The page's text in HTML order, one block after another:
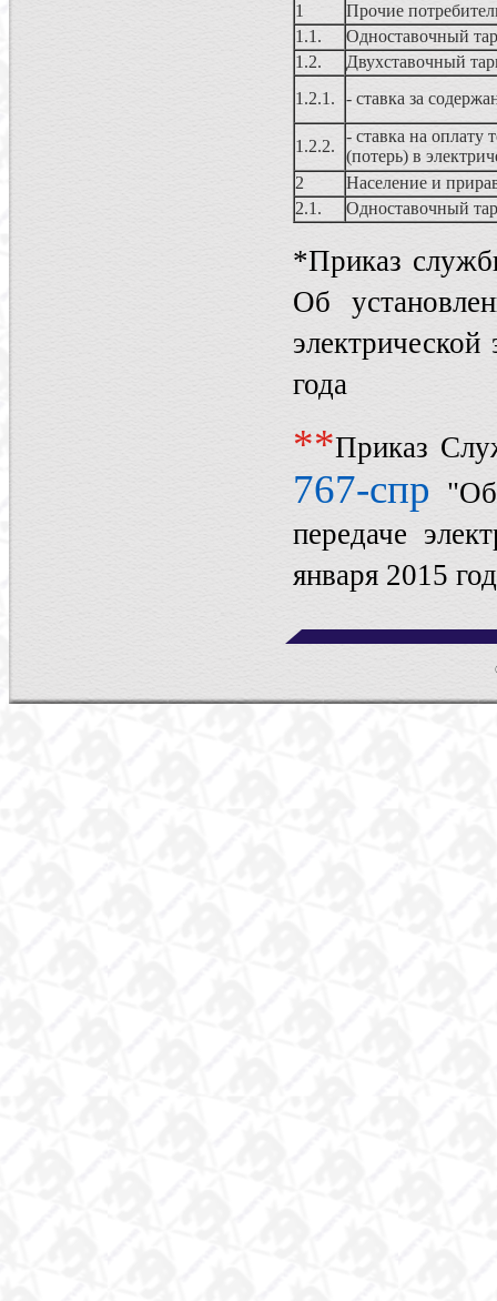
1
Прочие
1.1.
Одноставочный
1.2.
Двухставочный
1.2.1.
- ставка за
1.2.2.
- ставка на оплату
(потерь) в
2
Население и
2.1.
Одноставочный
*Приказ
Об
года
**Приказ
767-спр
передаче
января 2015